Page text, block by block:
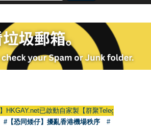
已啟動自家製【群聚Telegram群組】
#【恐同矮仔】擾亂香港機場秩序
#